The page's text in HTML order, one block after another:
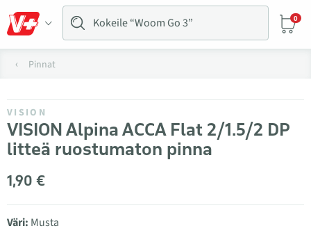
0
Pinnat
VISION
VISION Alpina ACCA Flat 2/1.5/2 DP
litteä ruostumaton pinna
1,90 €
Väri: Musta